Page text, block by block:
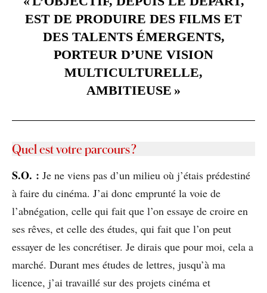
EST DE PRODUIRE DES FILMS ET
DES TALENTS ÉMERGENTS,
PORTEUR D’UNE VISION
MULTICULTURELLE,
AMBITIEUSE »
Quel est votre parcours ?
S.O. : Je ne viens pas d’un milieu où j’étais prédestiné
à faire du cinéma. J’ai donc emprunté la voie de
l’abnégation, celle qui fait que l’on essaye de croire en
ses rêves, et celle des études, qui fait que l’on peut
essayer de les concrétiser. Je dirais que pour moi, cela a
marché. Durant mes études de lettres, jusqu’à ma
licence, j’ai travaillé sur des projets cinéma et